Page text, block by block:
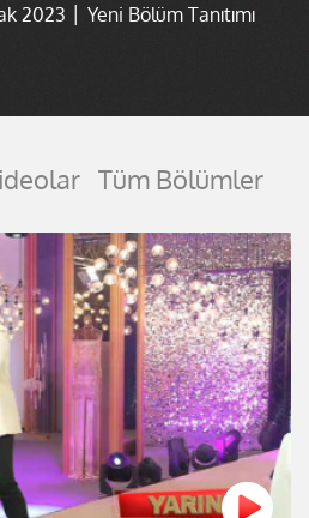
2023 │ Yeni Bölüm Tanıtımı
Tüm Bölümler